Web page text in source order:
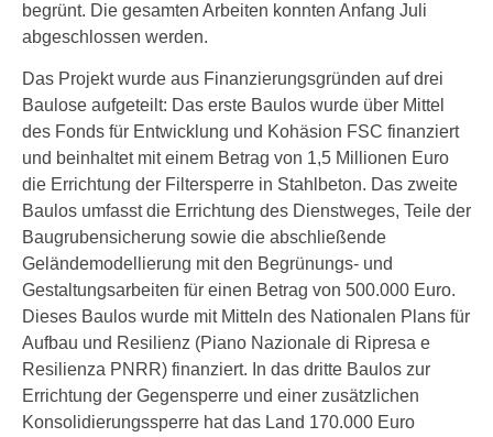
begrünt. Die gesamten Arbeiten konnten Anfang Juli
abgeschlossen werden.
Das Projekt wurde aus Finanzierungsgründen auf drei
Baulose aufgeteilt: Das erste Baulos wurde über Mittel
des Fonds für Entwicklung und Kohäsion FSC finanziert
und beinhaltet mit einem Betrag von 1,5 Millionen Euro
die Errichtung der Filtersperre in Stahlbeton. Das zweite
Baulos umfasst die Errichtung des Dienstweges, Teile der
Baugrubensicherung sowie die abschließende
Geländemodellierung mit den Begrünungs- und
Gestaltungsarbeiten für einen Betrag von 500.000 Euro.
Dieses Baulos wurde mit Mitteln des Nationalen Plans für
Aufbau und Resilienz (Piano Nazionale di Ripresa e
Resilienza PNRR) finanziert. In das dritte Baulos zur
Errichtung der Gegensperre und einer zusätzlichen
Konsolidierungssperre hat das Land 170.000 Euro